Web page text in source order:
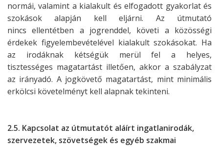
normái, valamint a kialakult éselfogadott gyakorlat és
szokások alapján kell eljárni. Az útmutató
nincsellentétben a jogrenddel, követi a közösségi
érdekek figyelembevételével kialakultszokásokat. Ha
az irodáknak kétségük merül fel a helyes,
tisztességes magatartást illetően, akkor a szabályzat
az irányadó. A jogkövető magatartást, mint minimális
erkölcsi követelményt kell alapnak tekinteni.
2.5. Kapcsolat az útmutatót aláírt ingatlanirodák,
szervezetek, szövetségek és egyéb szakmai